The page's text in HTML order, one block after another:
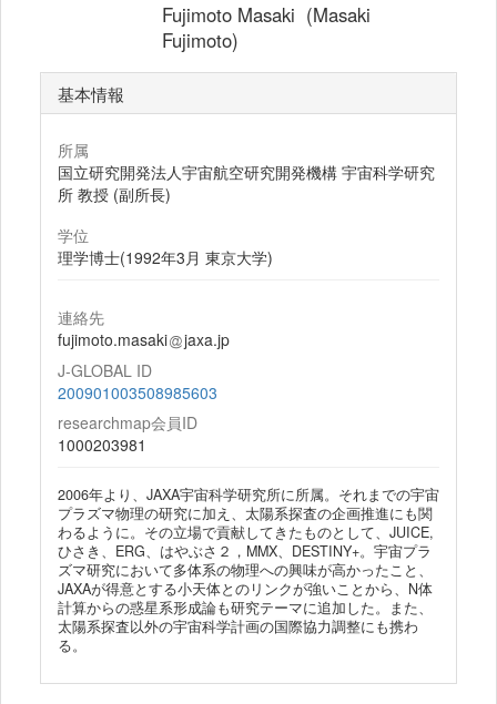
Fujimoto Masaki (Masaki
Fujimoto)
基本情報
所属
国立研究開発法人宇宙航空研究開発機構 宇宙科学研究
所 教授 (副所長)
学位
理学博士(1992年3月 東京大学)
連絡先
fujimoto.masaki
jaxa.jp
J-GLOBAL ID
200901003508985603
researchmap会員ID
1000203981
2006年より、JAXA宇宙科学研究所に所属。それまでの宇宙
プラズマ物理の研究に加え、太陽系探査の企画推進にも関
わるように。その立場で貢献してきたものとして、JUICE,
ひさき、ERG、はやぶさ２，MMX、DESTINY+。宇宙プラ
ズマ研究において多体系の物理への興味が高かったこと、
JAXAが得意とする小天体とのリンクが強いことから、N体
計算からの惑星系形成論も研究テーマに追加した。また、
太陽系探査以外の宇宙科学計画の国際協力調整にも携わ
る。